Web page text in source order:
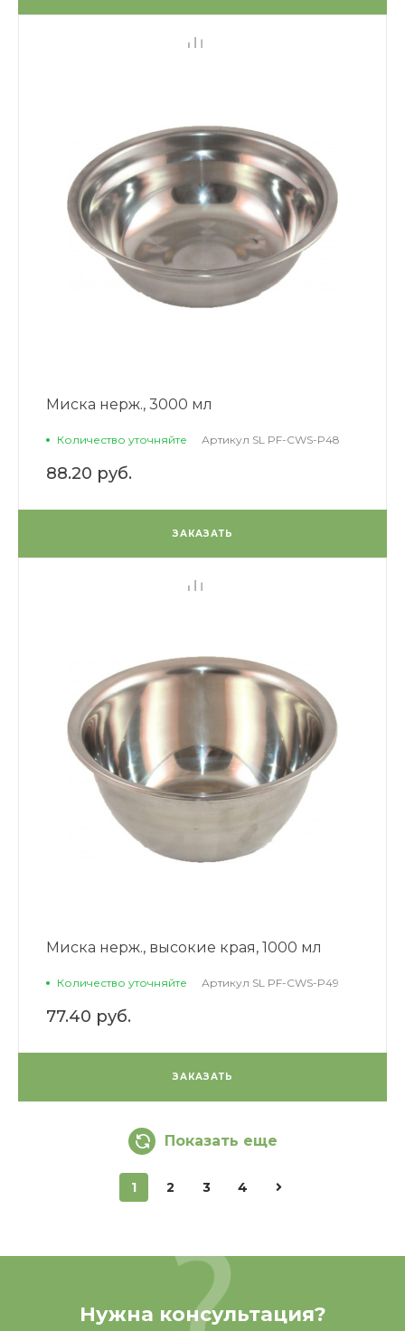
Миска нерж., 3000 мл
Количество уточняйте Артикул SL PF-CWS-P48
88.20 руб.
ЗАКАЗАТЬ
Миска нерж., высокие края, 1000 мл
Количество уточняйте Артикул SL PF-CWS-P49
77.40 руб.
ЗАКАЗАТЬ
Показать еще
1 2 3 4
Нужна консультация?